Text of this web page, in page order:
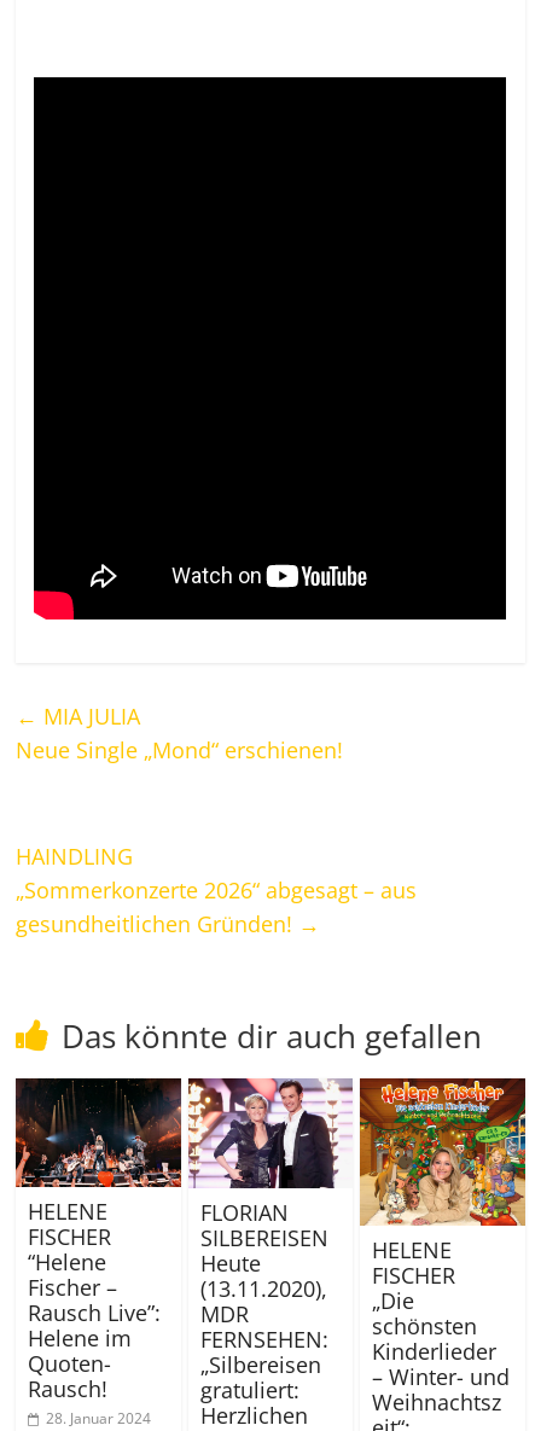
← MIA JULIA
Neue Single „Mond“ erschienen!
HAINDLING
„Sommerkonzerte 2026“ abgesagt – aus
gesundheitlichen Gründen! →
Das könnte dir auch gefallen
HELENE
FISCHER
“Helene
Fischer –
Rausch Live”:
Helene im
Quoten-
Rausch!
28. Januar 2024
FLORIAN
SILBEREISEN
Heute
(13.11.2020),
MDR
FERNSEHEN:
„Silbereisen
gratuliert:
Herzlichen
HELENE
FISCHER
„Die
schönsten
Kinderlieder
– Winter- und
Weihnachtsz